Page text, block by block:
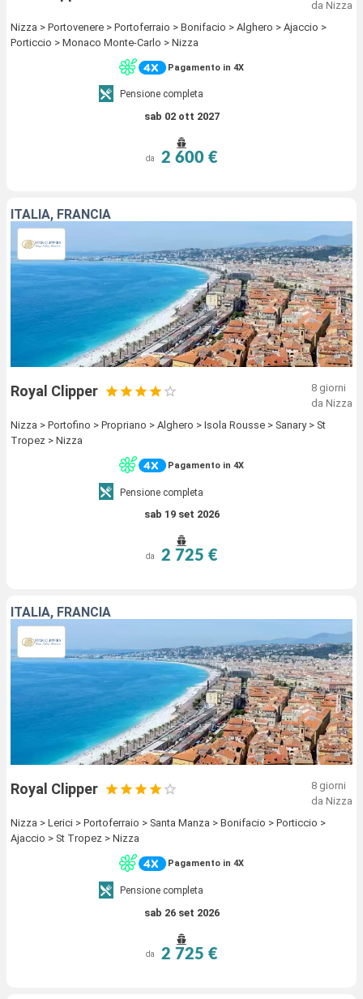
da Nizza
Nizza > Portovenere > Portoferraio > Bonifacio > Alghero > Ajaccio >
Porticcio > Monaco Monte-Carlo > Nizza
Pagamento in 4X
Pensione completa
sab 02 ott 2027
da 2 600 €
ITALIA, FRANCIA
Royal Clipper
8 giorni
da Nizza
Nizza > Portofino > Propriano > Alghero > Isola Rousse > Sanary > St
Tropez > Nizza
Pagamento in 4X
Pensione completa
sab 19 set 2026
da 2 725 €
ITALIA, FRANCIA
Royal Clipper
8 giorni
da Nizza
Nizza > Lerici > Portoferraio > Santa Manza > Bonifacio > Porticcio >
Ajaccio > St Tropez > Nizza
Pagamento in 4X
Pensione completa
sab 26 set 2026
da 2 725 €